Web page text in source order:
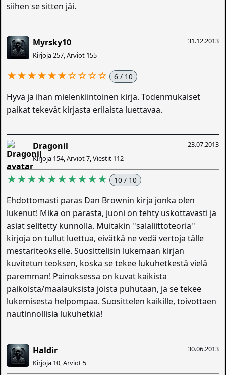
siihen se sitten jäi.
31.12.2013
Myrsky10
Kirjoja 257, Arviot 155
★★★★★★☆☆☆☆ 6 / 10
Hyvä ja ihan mielenkiintoinen kirja. Todenmukaiset
paikat tekevät kirjasta erilaista luettavaa.
23.07.2013
Dragonil
Kirjoja 154, Arviot 7, Viestit 112
★★★★★★★★★★ 10 / 10
Ehdottomasti paras Dan Brownin kirja jonka olen
lukenut! Mikä on parasta, juoni on tehty uskottavasti ja
asiat selitetty kunnolla. Muitakin ''salaliittoteoria''
kirjoja on tullut luettua, eivätkä ne vedä vertoja tälle
mestariteokselle. Suosittelisin lukemaan kirjan
kuvitetun teoksen, koska se tekee lukuhetkestä vielä
paremman! Painoksessa on kuvat kaikista
paikoista/maalauksista joista puhutaan, ja se tekee
lukemisesta helpompaa. Suosittelen kaikille, toivottaen
nautinnollisia lukuhetkiä!
30.06.2013
Haldir
Kirjoja 10, Arviot 5